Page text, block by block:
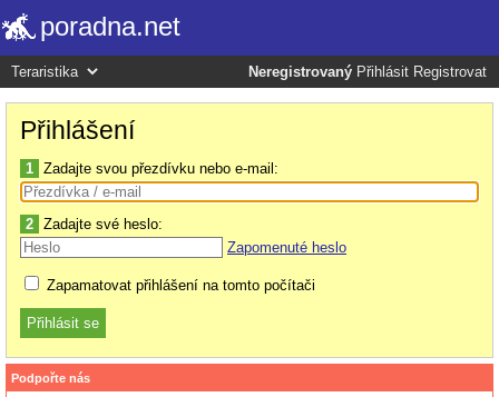
poradna.net
Neregistrovaný Přihlásit Registrovat
Přihlášení
1 Zadajte svou přezdívku nebo e-mail:
2 Zadajte své heslo:
Zapomenuté heslo
Zapamatovat přihlášení na tomto počítači
Podpořte nás